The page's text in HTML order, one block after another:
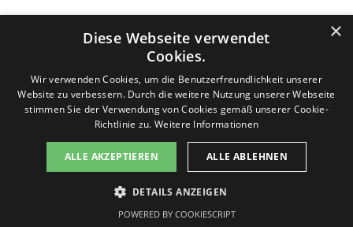
v-f-d.com ist ein Angebot von
Zurück zum Seiteninhalt
×
Diese Webseite verwendet
Cookies.
Wir verwenden Cookies, um die Benutzerfreundlichkeit unserer
Website zu verbessern. Durch die weitere Nutzung unserer Webseite
stimmen Sie der Verwendung von Cookies gemäß unserer Cookie-
Richtlinie zu.Weitere Informationen
ALLE AKZEPTIEREN ALLE ABLEHNEN
DETAILS ANZEIGEN
POWERED BY COOKIESCRIPT
Es werden keine persönlichen Daten gespeichert, sondern nur technische, die für die Website benötigt werden.
Sollten Sie damit nicht einverstanden sein, drücken Sie bitte nicht den Button "Einverstanden". Sie können die
zur Verfügung:
Google Browser-Add-on Informationen zum Datenschutz Einverstanden